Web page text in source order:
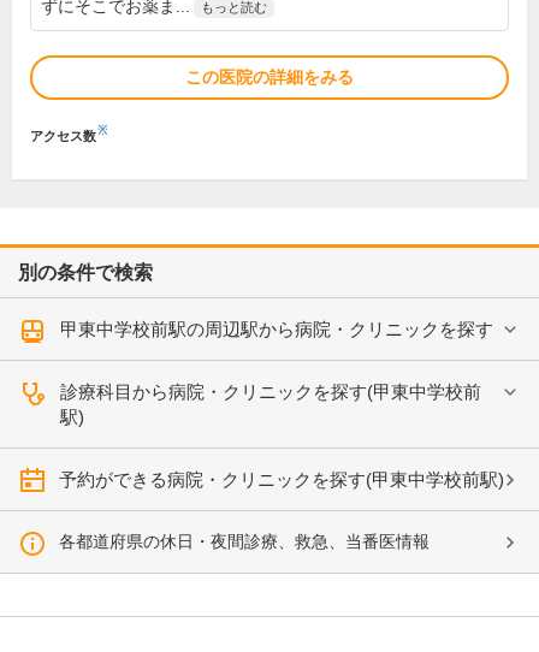
ずにそこでお薬ま...
もっと読む
この医院の詳細をみる
アクセス数※
別の条件で検索
甲東中学校前駅の周辺駅から病院・クリニックを探す
診療科目から病院・クリニックを探す(甲東中学校前
駅)
予約ができる病院・クリニックを探す(甲東中学校前駅)
各都道府県の休日・夜間診療、救急、当番医情報